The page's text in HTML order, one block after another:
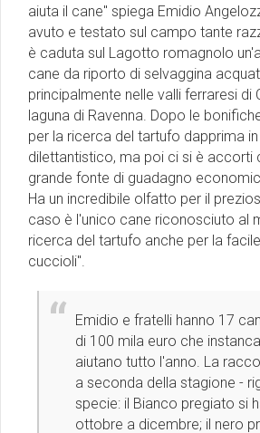
aiuta il cane" spiega Emidio
avuto e testato sul campo tante
è caduta sul Lagotto romagnolo
cane da riporto di selvaggina
principalmente nelle valli ferraresi di
laguna di Ravenna. Dopo le
per la ricerca del tartufo dapprima
dilettantistico, ma poi ci si è accorti
grande fonte di guadagno
Ha un incredibile olfatto per il
caso è l'unico cane riconosciuto al
ricerca del tartufo anche per la
cuccioli".
Emidio e fratelli hanno 17
di 100 mila euro che
aiutano tutto l'anno. La
a seconda della stagione -
specie: il Bianco pregiato si
ottobre a dicembre; il nero